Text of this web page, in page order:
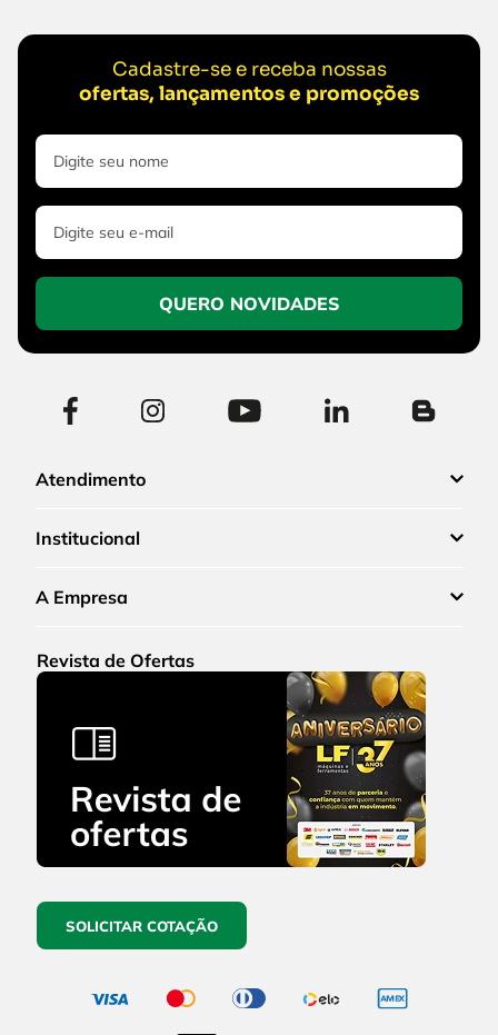
Cadastre-se e receba nossas
ofertas, lançamentos e promoções
QUERO NOVIDADES
Atendimento
Institucional
A Empresa
Revista de Ofertas
SOLICITAR COTAÇÃO